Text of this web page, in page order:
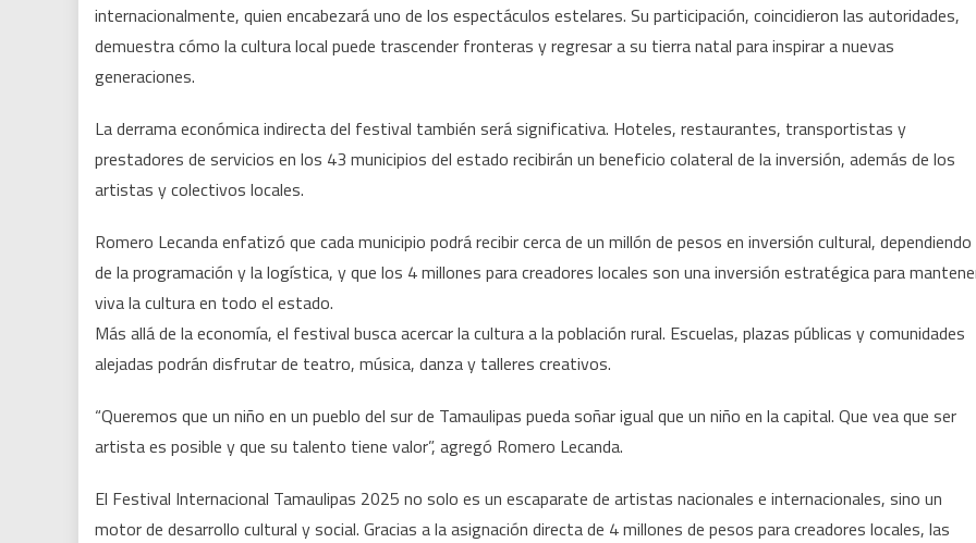
internacionalmente, quien encabezará uno de los espectáculos estelares. Su participación, coincidieron las autoridades,
demuestra cómo la cultura local puede trascender fronteras y regresar a su tierra natal para inspirar a nuevas
generaciones.
La derrama económica indirecta del festival también será significativa. Hoteles, restaurantes, transportistas y
prestadores de servicios en los 43 municipios del estado recibirán un beneficio colateral de la inversión, además de los
artistas y colectivos locales.
Romero Lecanda enfatizó que cada municipio podrá recibir cerca de un millón de pesos en inversión cultural, dependiendo
de la programación y la logística, y que los 4 millones para creadores locales son una inversión estratégica para
viva la cultura en todo el estado.
Más allá de la economía, el festival busca acercar la cultura a la población rural. Escuelas, plazas públicas y comunidades
alejadas podrán disfrutar de teatro, música, danza y talleres creativos.
“Queremos que un niño en un pueblo del sur de Tamaulipas pueda soñar igual que un niño en la capital. Que vea que ser
artista es posible y que su talento tiene valor”, agregó Romero Lecanda.
El Festival Internacional Tamaulipas 2025 no solo es un escaparate de artistas nacionales e internacionales, sino un
motor de desarrollo cultural y social. Gracias a la asignación directa de 4 millones de pesos para creadores locales, las